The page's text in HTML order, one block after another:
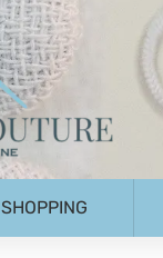
SHOPPING